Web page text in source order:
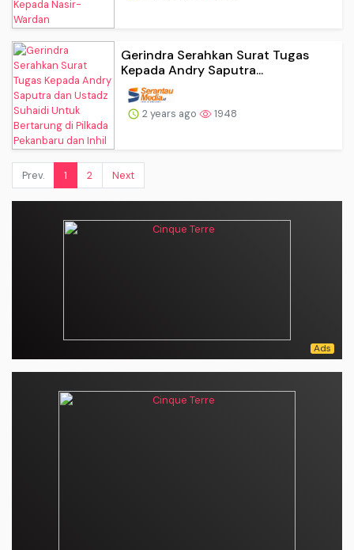
Gerindra Serahkan Surat Tugas
Kepada Andry Saputra...
2 years ago 1948
Prev. 1 2 Next